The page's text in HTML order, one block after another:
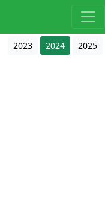
2023 2024 2025